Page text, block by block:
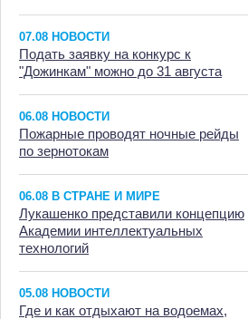
07.08 НОВОСТИ
Подать заявку на конкурс к
"Дожинкам" можно до 31 августа
06.08 НОВОСТИ
Пожарные проводят ночные рейды
по зернотокам
06.08 В СТРАНЕ И МИРЕ
Лукашенко представили концепцию
Академии интеллектуальных
технологий
05.08 НОВОСТИ
Где и как отдыхают на водоемах,